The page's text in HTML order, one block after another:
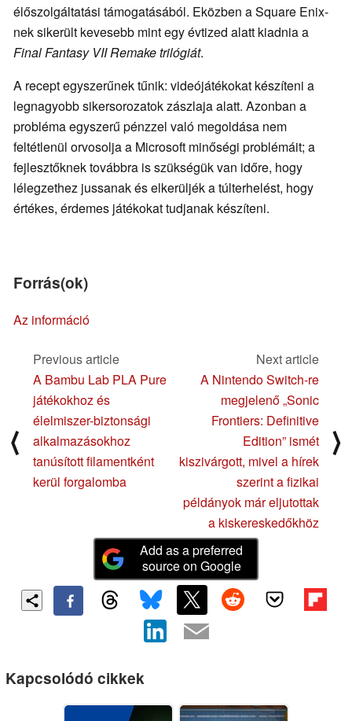
élőszolgáltatási támogatásából. Eközben a Square Enix-
nek sikerült kevesebb mint egy évtized alatt kiadnia a
Final Fantasy VII Remake trilógiát.
A recept egyszerűnek tűnik: videójátékokat készíteni a
legnagyobb sikersorozatok zászlaja alatt. Azonban a
probléma egyszerű pénzzel való megoldása nem
feltétlenül orvosolja a Microsoft minőségi problémáit; a
fejlesztőknek továbbra is szükségük van időre, hogy
lélegzethez jussanak és elkerüljék a túlterhelést, hogy
értékes, érdemes játékokat tudjanak készíteni.
Forrás(ok)
Az információ
⟨
Previous article
A Bambu Lab PLA Pure
játékokhoz és
élelmiszer-biztonsági
alkalmazásokhoz
tanúsított filamentként
kerül forgalomba
Next article
A Nintendo Switch-re
megjelenő „Sonic
Frontiers: Definitive
Edition” ismét
kiszivárgott, mivel a hírek
szerint a fizikai
példányok már eljutottak
a kiskereskedőkhöz
⟩
Add as a preferred
source on Google
Kapcsolódó cikkek